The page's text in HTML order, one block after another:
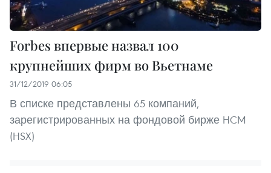
Forbes впервые назвал 100
крупнейших фирм во Вьетнаме
31/12/2019 06:05
В списке представлены 65 компаний,
зарегистрированных на фондовой бирже HCM
(HSX)